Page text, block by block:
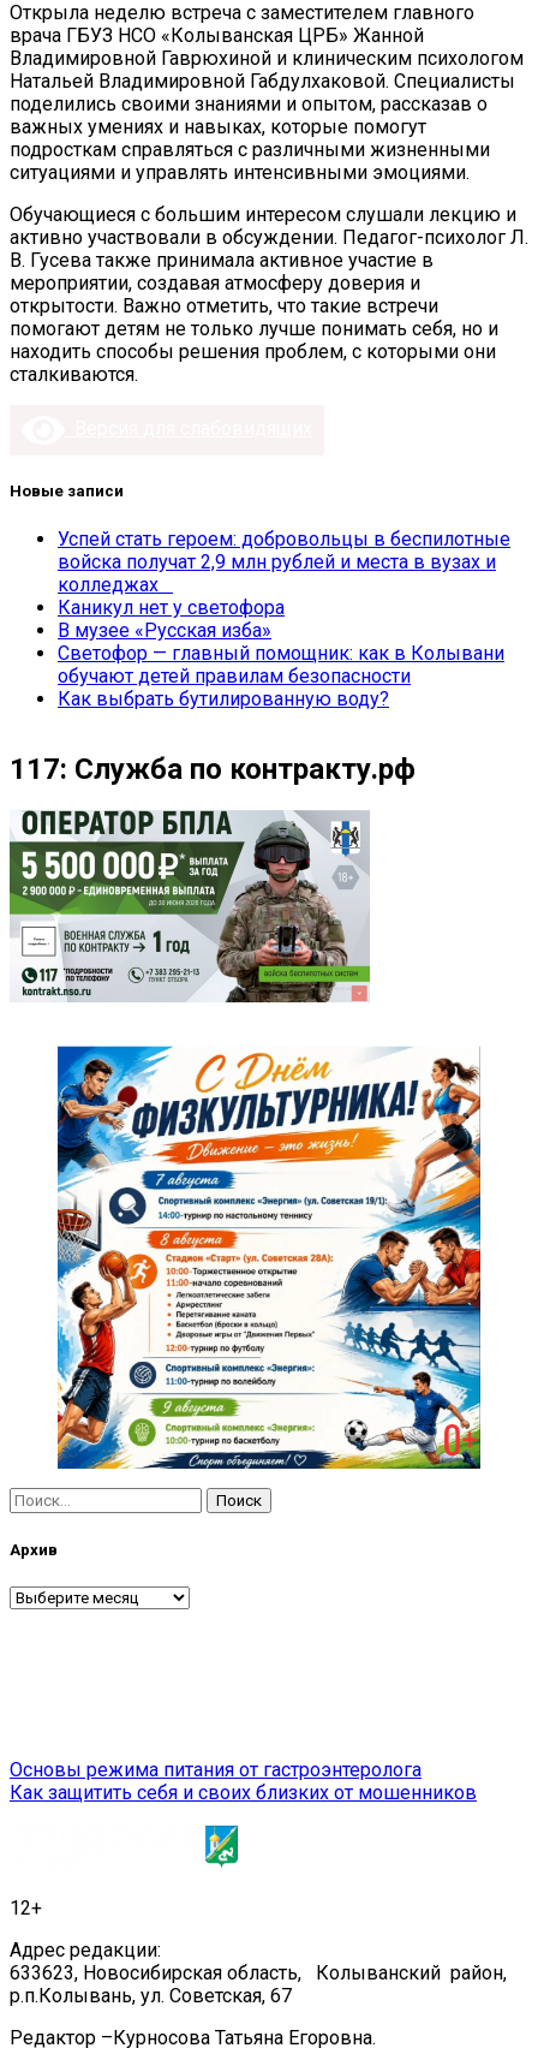
Открыла неделю встреча с заместителем главного
врача ГБУЗ НСО «Колыванская ЦРБ» Жанной
Владимировной Гаврюхиной и клиническим психологом
Натальей Владимировной Габдулхаковой. Специалисты
поделились своими знаниями и опытом, рассказав о
важных умениях и навыках, которые помогут
подросткам справляться с различными жизненными
ситуациями и управлять интенсивными эмоциями.
Обучающиеся с большим интересом слушали лекцию и
активно участвовали в обсуждении. Педагог-психолог Л.
В. Гусева также принимала активное участие в
мероприятии, создавая атмосферу доверия и
открытости. Важно отметить, что такие встречи
помогают детям не только лучше понимать себя, но и
находить способы решения проблем, с которыми они
сталкиваются.
Новые записи
Успей стать героем: добровольцы в беспилотные
войска получат 2,9 млн рублей и места в вузах и
колледжах
Каникул нет у светофора
В музее «Русская изба»
Светофор — главный помощник: как в Колывани
обучают детей правилам безопасности
Как выбрать бутилированную воду?
117: Служба по контракту.рф
Найти:
Архив
Архив
Навигация
по
Основы режима питания от гастроэнтеролога
Как защитить себя и своих близких от мошенников
12+
Адрес редакции:
633623, Новосибирская область, Колыванский район,
р.п.Колывань, ул. Советская, 67
Редактор –Курносова Татьяна Егоровна.